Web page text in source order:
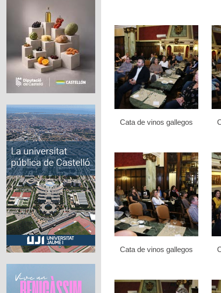
Cata de vinos gallegos
Cata de vinos gallegos